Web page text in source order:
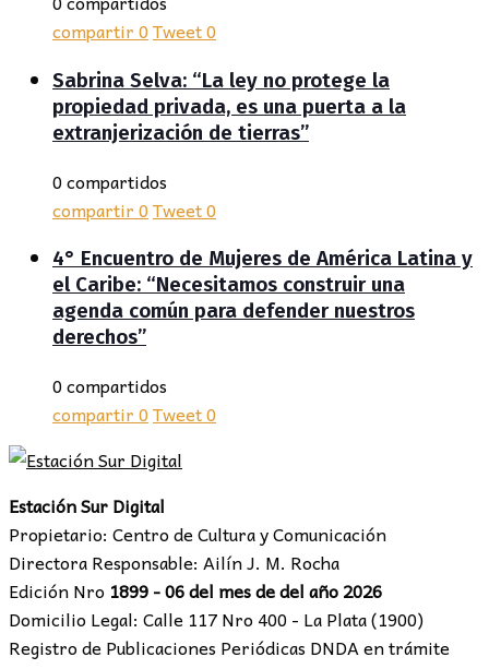
compartir0Tweet0
Sabrina Selva: “La ley no protege la
propiedad privada, es una puerta a la
extranjerización de tierras”
0 compartidos
compartir0Tweet0
4° Encuentro de Mujeres de América Latina y
el Caribe: “Necesitamos construir una
agenda común para defender nuestros
derechos”
0 compartidos
compartir0Tweet0
Estación Sur Digital
Propietario: Centro de Cultura y Comunicación
Directora Responsable: Ailín J. M. Rocha
Edición Nro 1899 - 06 del mes de del año 2026
Domicilio Legal: Calle 117 Nro 400 - La Plata (1900)
Registro de Publicaciones Periódicas DNDA en trámite